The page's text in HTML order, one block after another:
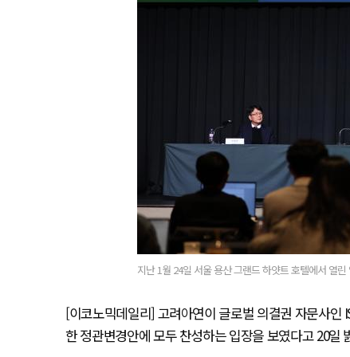
지난 1월 24일 서울 용산 그랜드 하얏트 호텔에서 열
[이코노믹데일리] 고려아연이 글로벌 의결권 자문사인
한 정관변경안에 모두 찬성하는 입장을 보였다고 20일